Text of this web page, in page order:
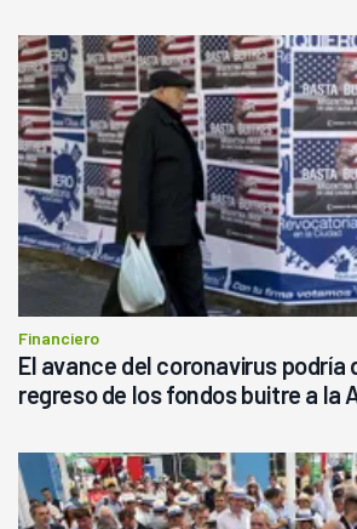
Financiero
El avance del coronavirus podría
regreso de los fondos buitre a la